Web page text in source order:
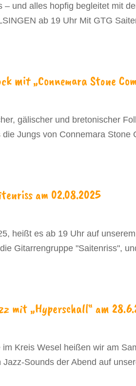
– und alles hopfig begleitet mit
ab 19 Uhr Mit GTG
mit „Connemara Stone
gälischer und bretonischer
Jungs von Connemara Stone
am 02.08.2025
heißt es ab 19 Uhr auf
Gitarrengruppe "Saitenriss",
mit „Hyperschall“ am
Kreis Wesel heißen wir am
Sounds der Abend auf